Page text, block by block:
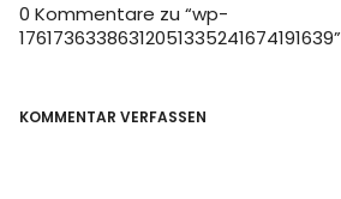
0 Kommentare zu “wp-
17617363386312051335241674191639”
KOMMENTAR VERFASSEN